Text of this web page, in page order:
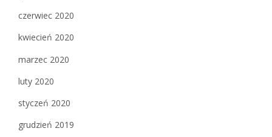
czerwiec 2020
kwiecień 2020
marzec 2020
luty 2020
styczeń 2020
grudzień 2019